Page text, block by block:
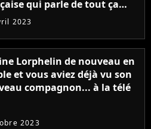
qui parle de tout ça
être super ringarde
2023
Lorphelin de nouveau en
et vous aviez déjà vu son
compagnon... à la télé
2023